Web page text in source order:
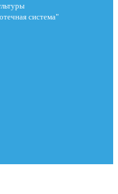
система"